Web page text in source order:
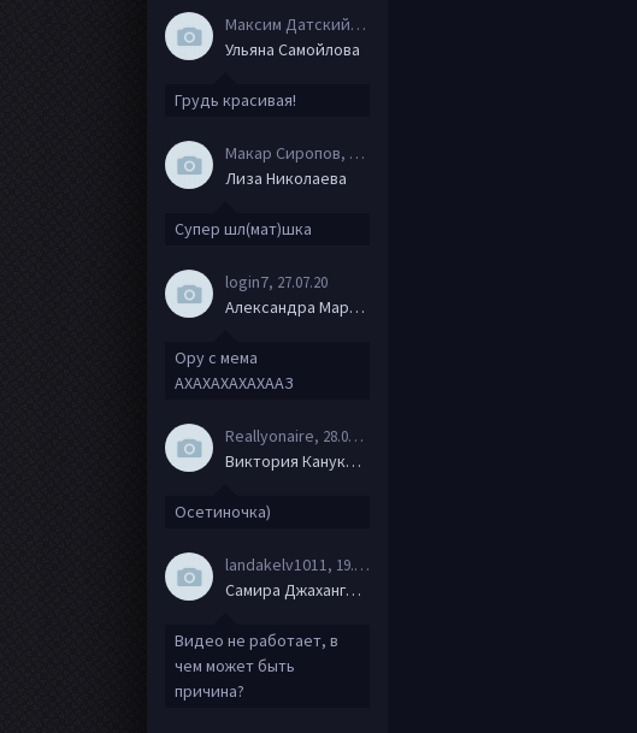
Максим Датский
, 15.08.20
Ульяна Самойлова
Грудь красивая!
Макар Сиропов, 08.08.20
Лиза Николаева
Супер шл(мат)шка
login7, 27.07.20
Александра Маркова
Ору с мема
АХАХАХАХАХААЗ
Reallyonaire, 28.06.20
Виктория Канукова
Осетиночка)
landakelv1011 , 19.06.20
Самира Джахангирова
Видео не работает, в
чем может быть
причина?